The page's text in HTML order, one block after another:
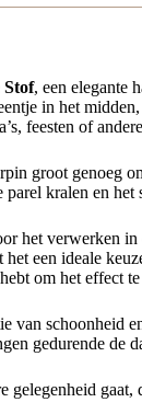
Stof, een elegante
in het
feesten of
groot genoeg
kralen en
het verwerken in
een ideale
om het effect
van
gedurende
gelegenheid gaat,